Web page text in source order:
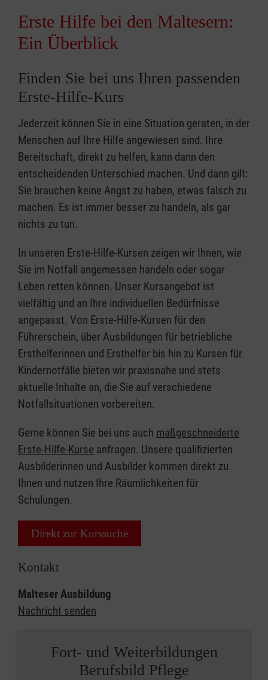
Erste Hilfe bei den Maltesern:
Ein Überblick
Finden Sie bei uns Ihren passenden
Erste-Hilfe-Kurs
Jederzeit können Sie in eine Situation geraten, in der
Menschen auf Ihre Hilfe angewiesen sind. Ihre
Bereitschaft, direkt zu helfen, kann dann den
entscheidenden Unterschied machen. Und dann gilt:
Sie brauchen keine Angst zu haben, etwas falsch zu
machen. Es ist immer besser zu handeln, als gar
nichts zu tun.
In unseren Erste-Hilfe-Kursen zeigen wir Ihnen, wie
Sie im Notfall angemessen handeln oder sogar
Leben retten können. Unser Kursangebot ist
vielfältig und an Ihre individuellen Bedürfnisse
angepasst. Von Erste-Hilfe-Kursen für den
Führerschein, über Ausbildungen für betriebliche
Ersthelferinnen und Ersthelfer bis hin zu Kursen für
Kindernotfälle bieten wir praxisnahe und stets
aktuelle Inhalte an, die Sie auf verschiedene
Notfallsituationen vorbereiten.
Gerne können Sie bei uns auch maßgeschneiderte
Erste-Hilfe-Kurse anfragen. Unsere qualifizierten
Ausbilderinnen und Ausbilder kommen direkt zu
Ihnen und nutzen Ihre Räumlichkeiten für
Schulungen.
Direkt zur Kurssuche
Kontakt
Malteser Ausbildung
Nachricht senden
Fort- und Weiterbildungen
Berufsbild Pflege